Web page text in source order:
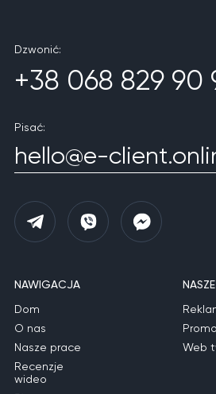
Dzwonić:
+38 068 829 90
Pisać:
hello@e-
Web
NAWIGACJA
Dom
O nas
Nasze prace
Recenzje
wideo